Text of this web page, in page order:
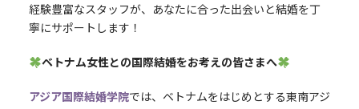
経験豊富なスタッフが、あなたに合った出会いと結婚を丁
寧にサポートします！
ベトナム女性との国際結婚をお考えの皆さまへ
アジア国際結婚学院では、ベトナムをはじめとする東南アジ